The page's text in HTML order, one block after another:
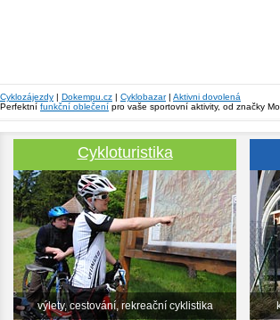
Cyklozájezdy | Dokempu.cz | Cyklobazar| Aktivni dovolená
Perfektní funkční oblečení pro vaše sportovní aktivity, od značky
Cykloturistika
výlety, cestování, rekreační cyklistika